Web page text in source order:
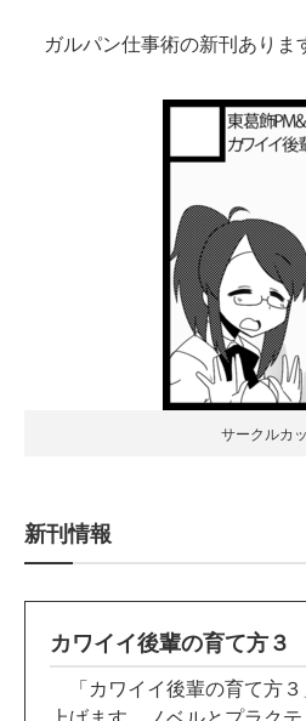
ガルパン仕事術の新刊ありま
サークルカ
新刊情報
カワイイ後輩の育て方３
「カワイイ後輩の育て方３